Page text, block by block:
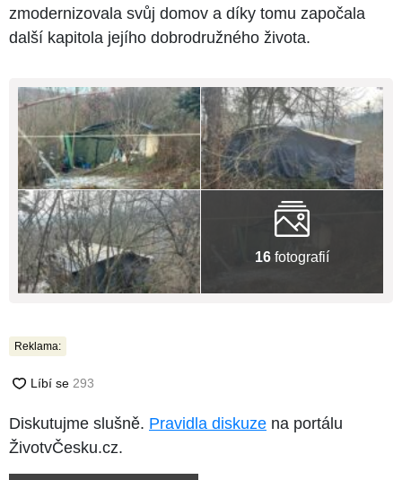
zmodernizovala svůj domov a díky tomu započala
další kapitola jejího dobrodružného života.
16 fotografií
Reklama:
Diskutujme slušně. Pravidla diskuze na portálu
ŽivotvČesku.cz.